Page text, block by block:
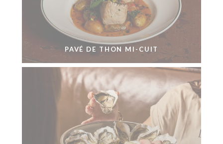
PAVÉ DE THON MI-CUIT